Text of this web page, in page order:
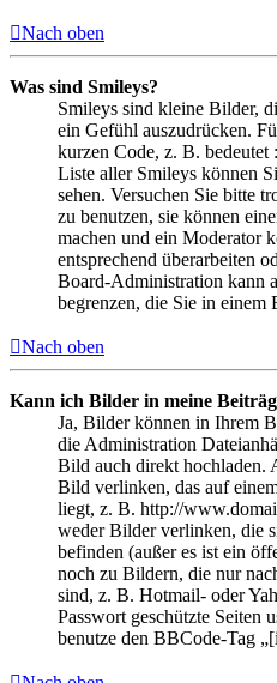
Nach oben
Was sind Smileys?
Smileys sind kleine Bilder,
ein Gefühl auszudrücken.
kurzen Code, z. B.
Liste aller Smileys können
sehen. Versuchen Sie bitte
zu benutzen, sie können
machen und ein Moderator
entsprechend überarbeiten
Board-Administration kann
begrenzen, die Sie in einem
Nach oben
Kann ich Bilder in meine
Ja, Bilder können in Ihrem
die Administration
Bild auch direkt hochladen.
Bild verlinken, das auf
liegt, z. B. http://
weder Bilder verlinken, die
befinden (außer es ist ein
noch zu Bildern, die nur
sind, z. B. Hotmail- oder
Passwort geschützte Seiten
benutze den BBCode-Tag